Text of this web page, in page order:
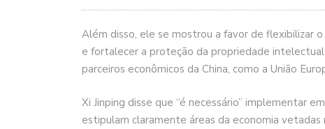
Além disso, ele se mostrou a favor de flexibilizar
e fortalecer a proteção da propriedade
parceiros econômicos da China, como a União
Xi Jinping disse que “é necessário” implementar
estipulam claramente áreas da economia